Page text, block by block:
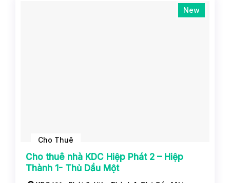
Cho Thuê
New
Cho thuê nhà KDC Hiệp Phát 2 – Hiệp
Thành 1- Thủ Dầu Một